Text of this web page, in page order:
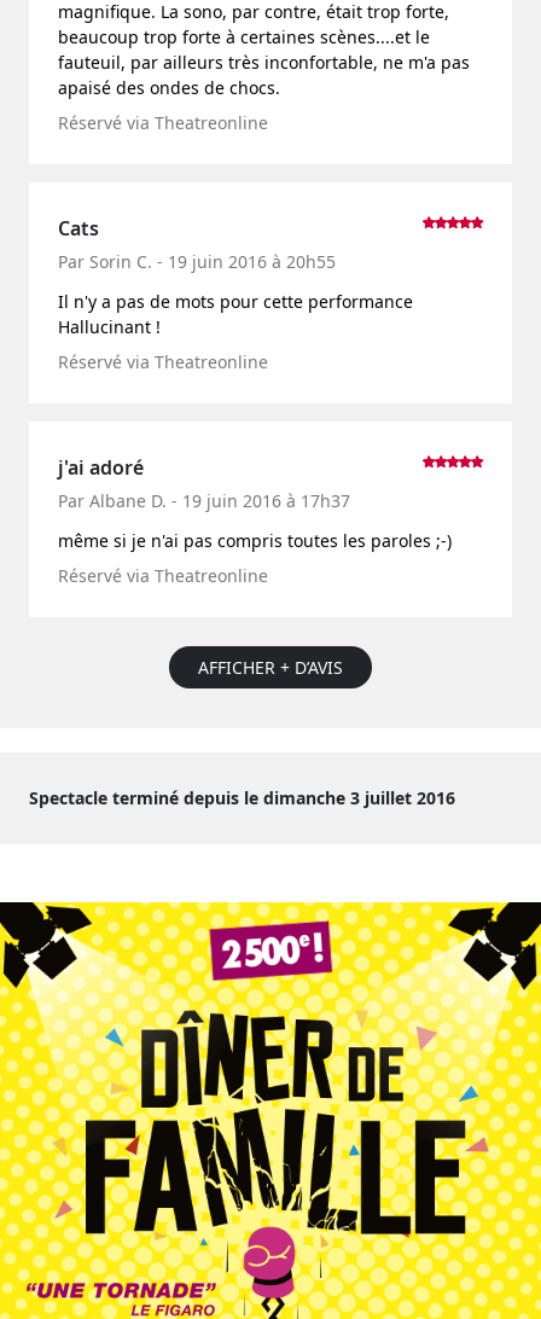
magnifique. La sono, par contre, était trop forte,
beaucoup trop forte à certaines scènes....et le
fauteuil, par ailleurs très inconfortable, ne m'a pas
apaisé des ondes de chocs.
Réservé via Theatreonline
Cats
Par Sorin C. - 19 juin 2016 à 20h55
Il n'y a pas de mots pour cette performance
Hallucinant !
Réservé via Theatreonline
j'ai adoré
Par Albane D. - 19 juin 2016 à 17h37
même si je n'ai pas compris toutes les paroles ;-)
Réservé via Theatreonline
AFFICHER + D’AVIS
Spectacle terminé depuis le dimanche 3 juillet 2016